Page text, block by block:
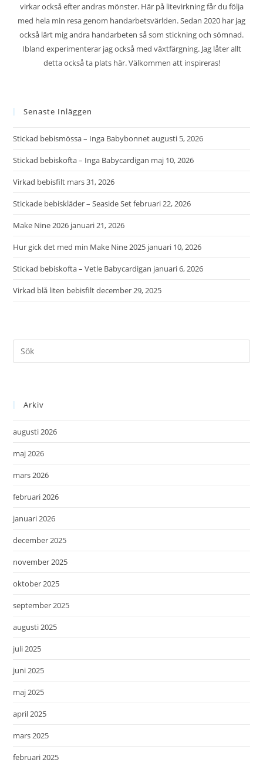
virkar också efter andras mönster. Här på litevirkning får du följa
med hela min resa genom handarbetsvärlden. Sedan 2020 har jag
också lärt mig andra handarbeten så som stickning och sömnad.
Ibland experimenterar jag också med växtfärgning. Jag låter allt
detta också ta plats här. Välkommen att inspireras!
Senaste Inläggen
Stickad bebismössa – Inga Babybonnetaugusti 5, 2026
Stickad bebiskofta – Inga Babycardigan maj 10, 2026
Virkad bebisfilt mars 31, 2026
Stickade bebiskläder – Seaside Setfebruari 22, 2026
Make Nine 2026 januari 21, 2026
Hur gick det med min Make Nine 2025 januari 10, 2026
Stickad bebiskofta – Vetle Babycardigan januari 6, 2026
Virkad blå liten bebisfiltdecember 29, 2025
Arkiv
augusti 2026
maj 2026
mars 2026
februari 2026
januari 2026
december 2025
november 2025
oktober 2025
september 2025
augusti 2025
juli 2025
juni 2025
maj 2025
april 2025
mars 2025
februari 2025